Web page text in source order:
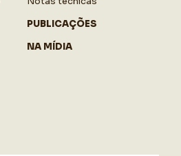
PUBLICAÇÕES
NA MÍDIA